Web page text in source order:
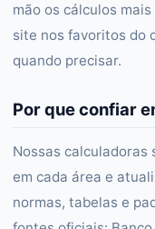
mão os cálculos
site nos favoritos do
quando precisar.
Por que confiar
Nossas calculadoras
em cada área e
normas, tabelas e